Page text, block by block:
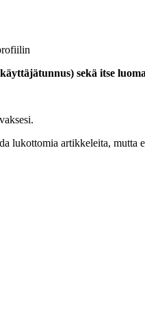
sekä itse
lukottomia artikkeleita, mutta